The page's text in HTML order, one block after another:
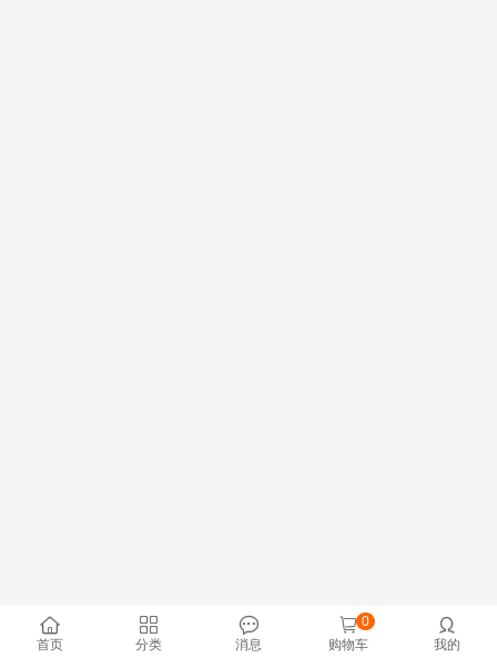

首页

分类

消息

购物车
0 
我的